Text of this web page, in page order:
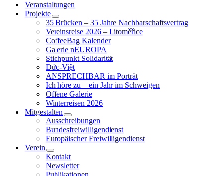
Veranstaltungen
Projekte
35 Brücken – 35 Jahre Nachbarschaftsvertrag
Vereinsreise 2026 – Litoměřice
CoffeeBag Kalender
Galerie nEUROPA
Stichpunkt Solidarität
Đức-Việt
ANSPRECHBAR im Porträt
Ich höre zu – ein Jahr im Schweigen
Offene Galerie
Winterreisen 2026
Mitgestalten
Ausschreibungen
Bundesfreiwilligendienst
Europäischer Freiwilligendienst
Verein
Kontakt
Newsletter
Publikationen